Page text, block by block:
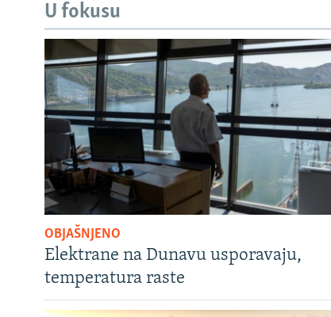
U fokusu
OBJAŠNJENO
Elektrane na Dunavu usporavaju,
temperatura raste